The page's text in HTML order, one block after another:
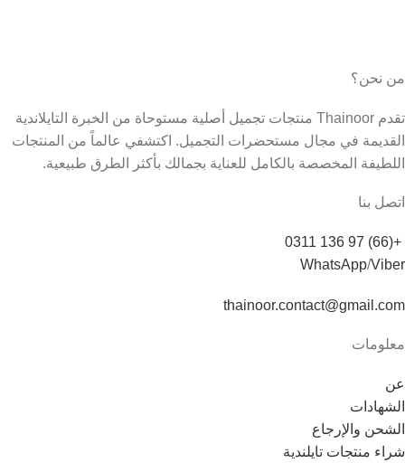
من نحن؟
تقدم Thainoor منتجات تجميل أصلية مستوحاة من الخبرة التايلاندية
القديمة في مجال مستحضرات التجميل. اكتشفي عالماً من المنتجات
اللطيفة المخصصة بالكامل للعناية بجمالك بأكثر الطرق طبيعية.
اتصل بنا
+(66) 97 136 0311
WhatsApp/Viber
thainoor.contact@gmail.com
معلومات
عن
الشهادات
الشحن والإرجاع
شراء منتجات تايلندية